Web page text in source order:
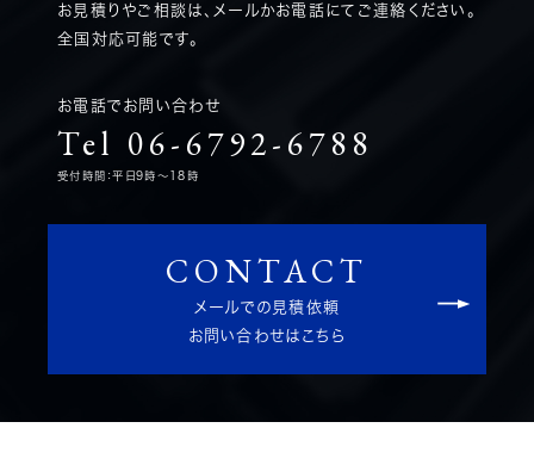
お見積りやご相談は、メールかお電話にてご連絡ください。
全国対応可能です。
お電話でお問い合わせ
Tel 06-6792-6788
受付時間：平日9時～18時
CONTACT
メールでの見積依頼
お問い合わせはこちら